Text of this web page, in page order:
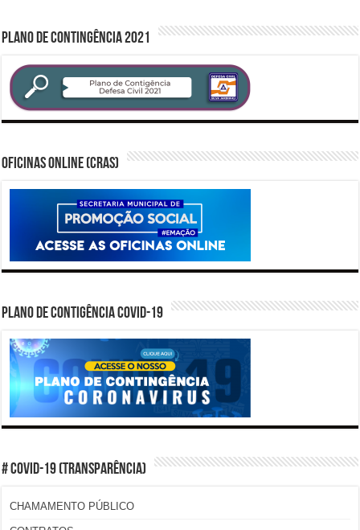
PLANO DE CONTINGÊNCIA 2021
Oficinas Online (CRAS)
PLANO DE CONTIGÊNCIA COVID-19
# COVID-19 (TRANSPARÊNCIA)
CHAMAMENTO PÚBLICO